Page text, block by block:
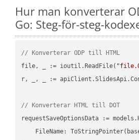
Hur man konverterar
Go: Steg-för-steg-
// Konverterar ODP till HTML
file, _ := ioutil.ReadFile(
r, _, _ :=
// Konverterar HTML till DOT
requestSaveOptionsData :=
FileName: